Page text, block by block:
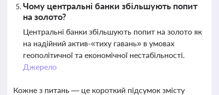
Чому центральні банки збільшують попит
на золото?
Центральні банки збільшують попит на золото як
на надійний актив-«тиху гавань» в умовах
геополітичної та економічної нестабільності.
Джерело
Кожне з питань — це короткий підсумок змісту